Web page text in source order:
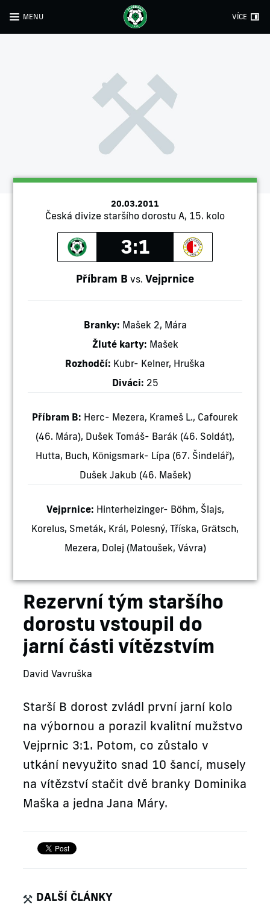
MENU VÍCE
20.03.2011
Česká divize staršího dorostu A, 15. kolo
3:1
Příbram B vs. Vejprnice
Branky: Mašek 2, Mára
Žluté karty: Mašek
Rozhodčí: Kubr- Kelner, Hruška
Diváci: 25
Příbram B: Herc- Mezera, Krameš L., Cafourek
(46. Mára), Dušek Tomáš- Barák (46. Soldát),
Hutta, Buch, Königsmark- Lípa (67. Šindelář),
Dušek Jakub (46. Mašek)
Vejprnice: Hinterheizinger- Böhm, Šlajs,
Korelus, Smeták, Král, Polesný, Tříska, Grätsch,
Mezera, Dolej (Matoušek, Vávra)
Rezervní tým staršího
dorostu vstoupil do
jarní části vítězstvím
David Vavruška
Starší B dorost zvládl první jarní kolo
na výbornou a porazil kvalitní mužstvo
Vejprnic 3:1. Potom, co zůstalo v
utkání nevyužito snad 10 šancí, musely
na vítězství stačit dvě branky Dominika
Maška a jedna Jana Máry.
DALŠÍ ČLÁNKY